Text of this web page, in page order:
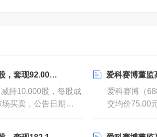
现92.00万元
持10,000股，每股成
买卖，公告日期
爱科赛博董监
爱科赛博（
交均价75.00